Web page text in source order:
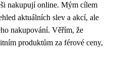
nakupují online. Mým cílem
aktuálních slev a akcí, ale
nakupování. Věřím, že
produktům za férové ceny,